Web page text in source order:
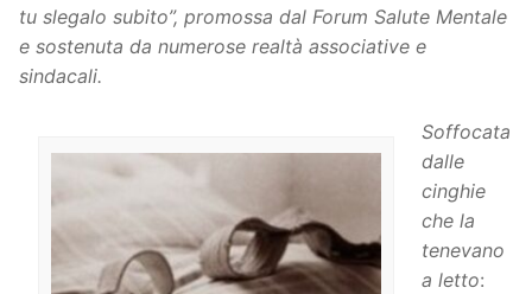
tu slegalo subito”, promossa dal Forum Salute Mentale
e sostenuta da numerose realtà associative e
sindacali.
Soffocata
dalle
cinghie
che la
tenevano
a letto: